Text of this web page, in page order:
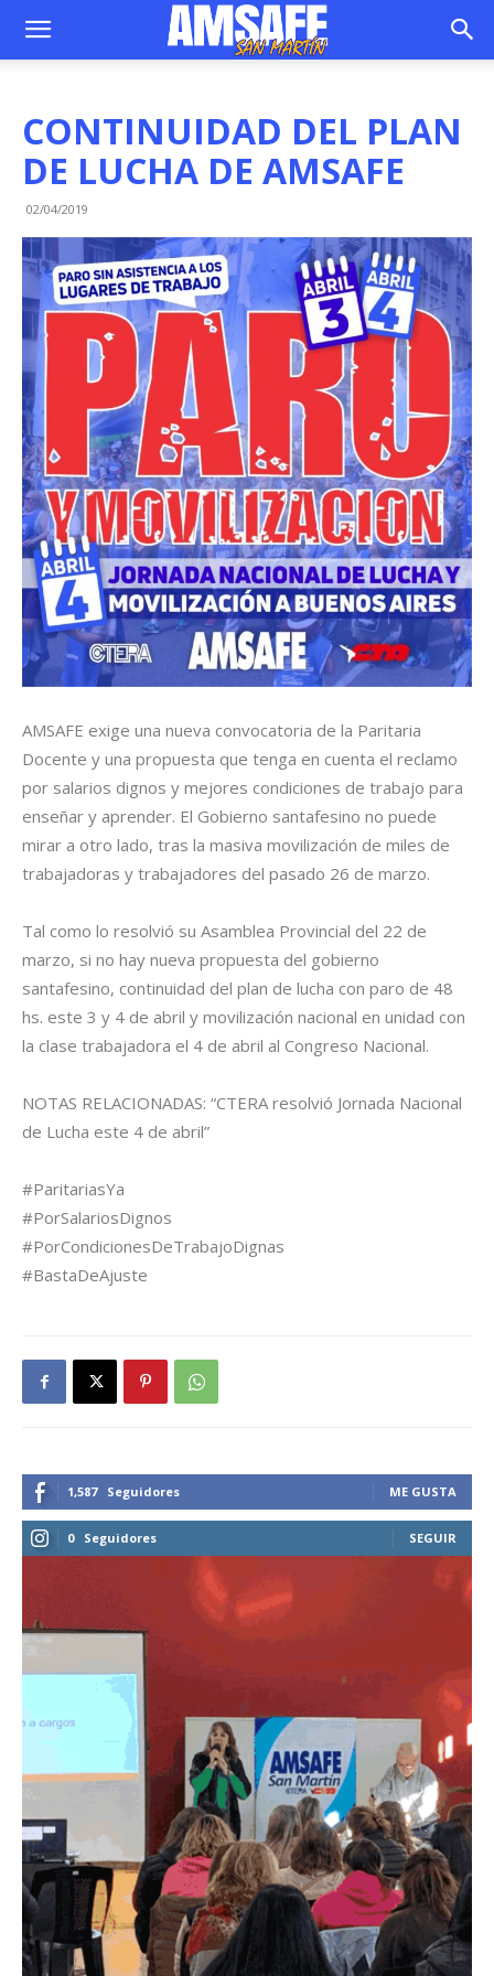
CONTINUIDAD DEL PLAN
DE LUCHA DE AMSAFE
02/04/2019
AMSAFE exige una nueva convocatoria de la Paritaria
Docente y una propuesta que tenga en cuenta el reclamo
por salarios dignos y mejores condiciones de trabajo para
enseñar y aprender. El Gobierno santafesino no puede
mirar a otro lado, tras la masiva movilización de miles de
trabajadoras y trabajadores del pasado 26 de marzo.
Tal como lo resolvió su Asamblea Provincial del 22 de
marzo, si no hay nueva propuesta del gobierno
santafesino, continuidad del plan de lucha con paro de 48
hs. este 3 y 4 de abril y movilización nacional en unidad con
la clase trabajadora el 4 de abril al Congreso Nacional.
NOTAS RELACIONADAS: “CTERA resolvió Jornada Nacional
de Lucha este 4 de abril”
#ParitariasYa
#PorSalariosDignos
#PorCondicionesDeTrabajoDignas
#BastaDeAjuste
1,587 Seguidores ME GUSTA
0 Seguidores SEGUIR